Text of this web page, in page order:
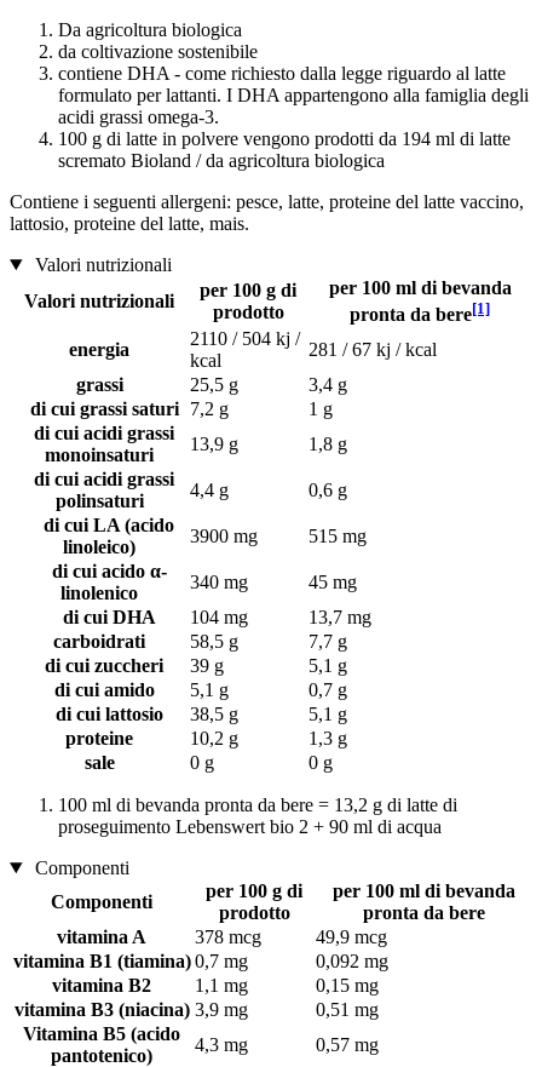
Da agricoltura biologica
da coltivazione sostenibile
contiene DHA - come richiesto dalla legge riguardo al latte
formulato per lattanti. I DHA appartengono alla famiglia degli
acidi grassi omega-3.
100 g di latte in polvere vengono prodotti da 194 ml di latte
scremato Bioland / da agricoltura biologica
Contiene i seguenti allergeni: pesce, latte, proteine del latte vaccino,
lattosio, proteine del latte, mais.
Valori nutrizionali
Valori nutrizionali
per 100 g di
prodotto
per 100 ml di bevanda
pronta da bere[1]
energia
2110 / 504 kj /
kcal
281 / 67 kj / kcal
grassi
25,5 g
3,4 g
di cui grassi saturi
7,2 g
1 g
di cui acidi grassi
monoinsaturi
13,9 g
1,8 g
di cui acidi grassi
polinsaturi
4,4 g
0,6 g
di cui LA (acido
linoleico)
3900 mg
515 mg
di cui acido α-
linolenico
340 mg
45 mg
di cui DHA
104 mg
13,7 mg
carboidrati
58,5 g
7,7 g
di cui zuccheri
39 g
5,1 g
di cui amido
5,1 g
0,7 g
di cui lattosio
38,5 g
5,1 g
proteine
10,2 g
1,3 g
sale
0 g 0 g
100 ml di bevanda pronta da bere = 13,2 g di latte di
proseguimento Lebenswert bio 2 + 90 ml di acqua
Componenti
Componenti
per 100 g di
prodotto
per 100 ml di bevanda
pronta da bere
vitamina A
378 mcg
49,9 mcg
vitamina B1 (tiamina) 0,7 mg
0,092 mg
vitamina B2
1,1 mg
0,15 mg
vitamina B3 (niacina) 3,9 mg
0,51 mg
Vitamina B5 (acido
pantotenico)
4,3 mg
0,57 mg